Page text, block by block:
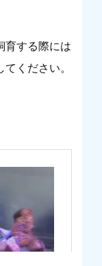
育する際には
ください。